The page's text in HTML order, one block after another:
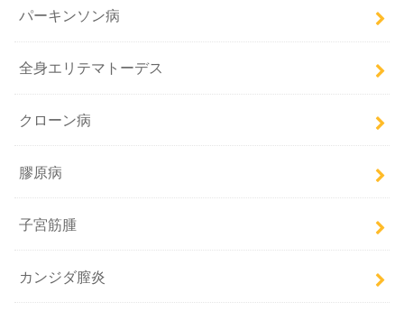
パーキンソン病
全身エリテマトーデス
クローン病
膠原病
子宮筋腫
カンジダ膣炎